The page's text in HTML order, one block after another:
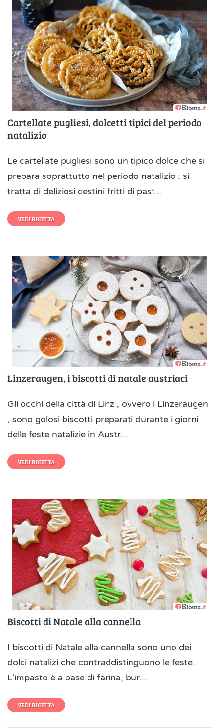
Cartellate pugliesi, dolcetti tipici del periodo
natalizio
Le cartellate pugliesi sono un tipico dolce che si
prepara soprattutto nel periodo natalizio : si
tratta di deliziosi cestini fritti di past...
VEDI RICETTA
Linzeraugen, i biscotti di natale austriaci
Gli occhi della città di Linz , ovvero i Linzeraugen
, sono golosi biscotti preparati durante i giorni
delle feste natalizie in Austr...
VEDI RICETTA
Biscotti di Natale alla cannella
I biscotti di Natale alla cannella sono uno dei
dolci natalizi che contraddistinguono le feste.
L'impasto è a base di farina, bur...
VEDI RICETTA